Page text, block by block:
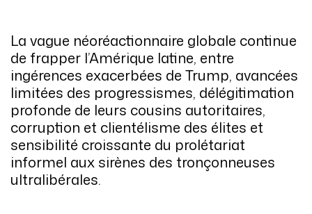
La vague néoréactionnaire globale continue
de frapper l’Amérique latine, entre
ingérences exacerbées de Trump, avancées
limitées des progressismes, délégitimation
profonde de leurs cousins autoritaires,
corruption et clientélisme des élites et
sensibilité croissante du prolétariat
informel aux sirènes des tronçonneuses
ultralibérales.